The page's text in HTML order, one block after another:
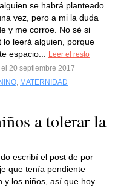
se habrá planteado
vez, pero a mi la duda
y me corroe. No sé si
lo leerá alguien, porque
espacio...
Leer el resto
20 septiembre 2017
, MATERNIDAD
a tolerar la
escribí el post de por
que tenía pendiente
los niños, así que hoy...